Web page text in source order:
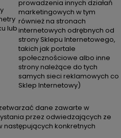
lub
prowadzenia innych działań
marketingowych w tym
również na stronach
internetowych odrębnych od
strony Sklepu Internetowego,
takich jak portale
społecznościowe albo inne
strony należące do tych
samych sieci reklamowych co
Sklep Internetowy)
dane zawarte w
przez odwiedzających ze
następujących konkretnych